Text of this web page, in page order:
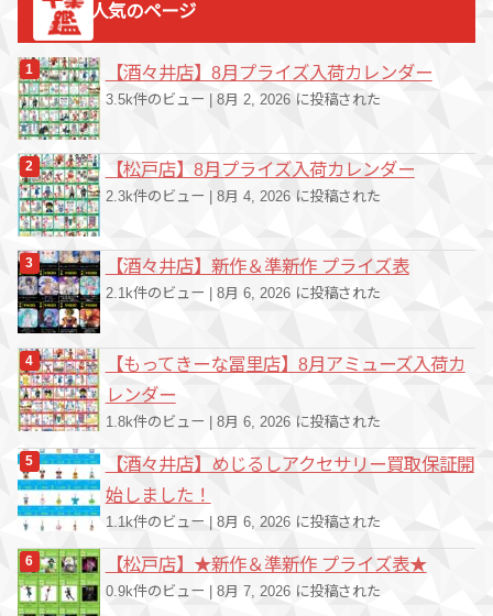
人気のページ
【酒々井店】8月プライズ入荷カレンダー
3.5k件のビュー | 8月 2, 2026 に投稿された
【松戸店】8月プライズ入荷カレンダー
2.3k件のビュー 8月 4, 2026 に投稿された
【酒々井店】新作＆準新作 プライズ表
2.1k件のビュー 8月 6, 2026 に投稿された
【もってきーな冨里店】8月アミューズ入荷カ
レンダー
1.8k件のビュー | 8月 6, 2026 に投稿された
【酒々井店】めじるしアクセサリー買取保証開
始しました！
1.1k件のビュー 8月 6, 2026 に投稿された
【松戸店】★新作＆準新作 プライズ表★
0.9k件のビュー 8月 7, 2026 に投稿された